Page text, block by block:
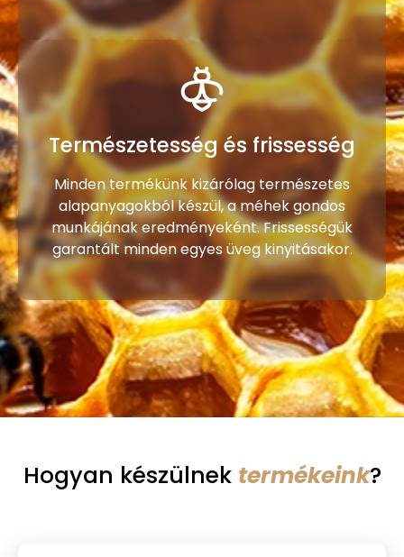
Természetesség és frissesség
Minden termékünk kizárólag természetes
alapanyagokból készül, a méhek gondos
munkájának eredményeként. Frissességük
garantált minden egyes üveg kinyitásakor.
Hogyan készülnek termékeink?